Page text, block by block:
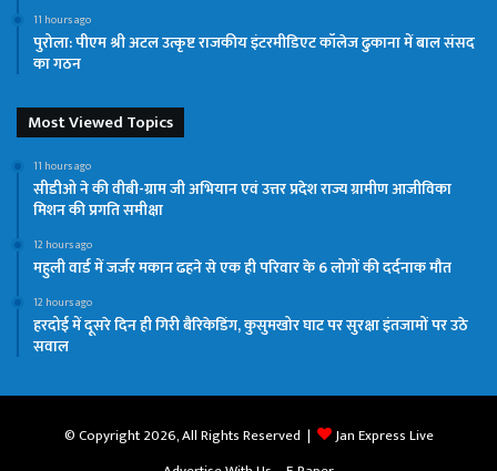
11 hours ago
पुरोला: पीएम श्री अटल उत्कृष्ट राजकीय इंटरमीडिएट कॉलेज ढुकाना में बाल संसद
का गठन
Most Viewed Topics
11 hours ago
सीडीओ ने की वीबी-ग्राम जी अभियान एवं उत्तर प्रदेश राज्य ग्रामीण आजीविका
मिशन की प्रगति समीक्षा
12 hours ago
महुली वार्ड में जर्जर मकान ढहने से एक ही परिवार के 6 लोगों की दर्दनाक मौत
12 hours ago
हरदोई में दूसरे दिन ही गिरी बैरिकेडिंग, कुसुमखोर घाट पर सुरक्षा इंतजामों पर उठे
सवाल
© Copyright 2026, All Rights Reserved |
Jan Express Live